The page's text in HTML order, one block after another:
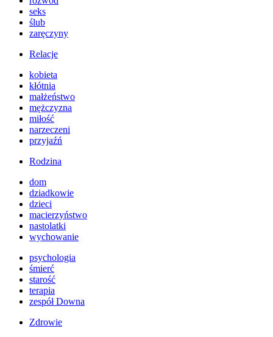
seks
ślub
zaręczyny
Relacje
kobieta
kłótnia
małżeństwo
mężczyzna
miłość
narzeczeni
przyjaźń
Rodzina
dom
dziadkowie
dzieci
macierzyństwo
nastolatki
wychowanie
psychologia
śmierć
starość
terapia
zespół Downa
Zdrowie